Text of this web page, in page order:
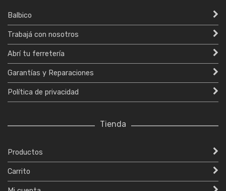
Balbico
Trabajá con nosotros
Abrí tu ferretería
Garantías y Reparaciones
Política de privacidad
Tienda
Productos
Carrito